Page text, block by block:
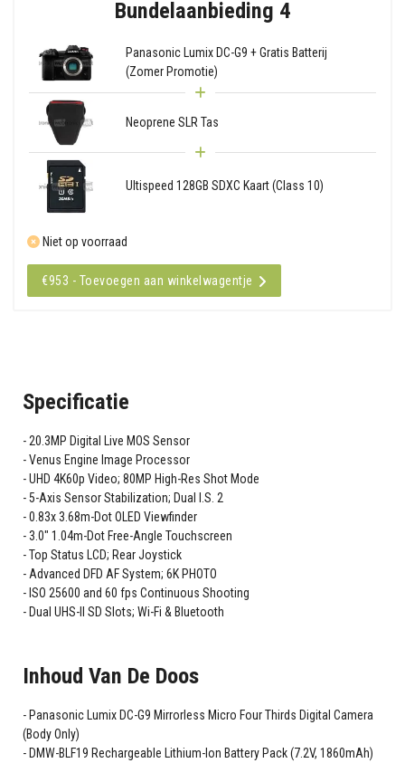
Bundelaanbieding 4
Panasonic Lumix DC-G9 + Gratis Batterij
(Zomer Promotie)
Neoprene SLR Tas
Ultispeed 128GB SDXC Kaart (Class 10)
Niet op voorraad
€953 - Toevoegen aan winkelwagentje
Specificatie
20.3MP Digital Live MOS Sensor
Venus Engine Image Processor
UHD 4K60p Video; 80MP High-Res Shot Mode
5-Axis Sensor Stabilization; Dual I.S. 2
0.83x 3.68m-Dot OLED Viewfinder
3.0" 1.04m-Dot Free-Angle Touchscreen
Top Status LCD; Rear Joystick
Advanced DFD AF System; 6K PHOTO
ISO 25600 and 60 fps Continuous Shooting
Dual UHS-II SD Slots; Wi-Fi & Bluetooth
Inhoud Van De Doos
Panasonic Lumix DC-G9 Mirrorless Micro Four Thirds Digital Camera
(Body Only)
DMW-BLF19 Rechargeable Lithium-Ion Battery Pack (7.2V, 1860mAh)